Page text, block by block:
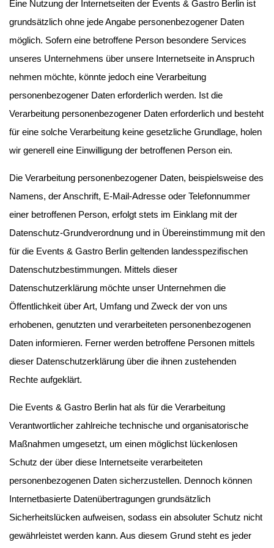
Eine Nutzung der Internetseiten der Events & Gastro Berlin ist
grundsätzlich ohne jede Angabe personenbezogener Daten
möglich. Sofern eine betroffene Person besondere Services
unseres Unternehmens über unsere Internetseite in Anspruch
nehmen möchte, könnte jedoch eine Verarbeitung
personenbezogener Daten erforderlich werden. Ist die
Verarbeitung personenbezogener Daten erforderlich und besteht
für eine solche Verarbeitung keine gesetzliche Grundlage, holen
wir generell eine Einwilligung der betroffenen Person ein.
Die Verarbeitung personenbezogener Daten, beispielsweise des
Namens, der Anschrift, E-Mail-Adresse oder Telefonnummer
einer betroffenen Person, erfolgt stets im Einklang mit der
Datenschutz-Grundverordnung und in Übereinstimmung mit den
für die Events & Gastro Berlin geltenden landesspezifischen
Datenschutzbestimmungen. Mittels dieser
Datenschutzerklärung möchte unser Unternehmen die
Öffentlichkeit über Art, Umfang und Zweck der von uns
erhobenen, genutzten und verarbeiteten personenbezogenen
Daten informieren. Ferner werden betroffene Personen mittels
dieser Datenschutzerklärung über die ihnen zustehenden
Rechte aufgeklärt.
Die Events & Gastro Berlin hat als für die Verarbeitung
Verantwortlicher zahlreiche technische und organisatorische
Maßnahmen umgesetzt, um einen möglichst lückenlosen
Schutz der über diese Internetseite verarbeiteten
personenbezogenen Daten sicherzustellen. Dennoch können
Internetbasierte Datenübertragungen grundsätzlich
Sicherheitslücken aufweisen, sodass ein absoluter Schutz nicht
gewährleistet werden kann. Aus diesem Grund steht es jeder